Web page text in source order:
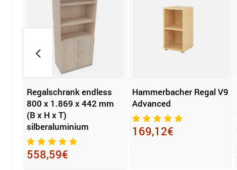
Regalschrank endless
800 x 1.869 x 442 mm
(B x H x T)
silberaluminium
558,59€
Hammerbacher Regal V9
Advanced
169,12€